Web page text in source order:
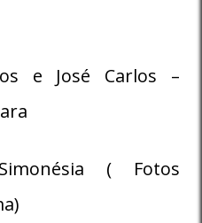
e José Carlos –
( Fotos